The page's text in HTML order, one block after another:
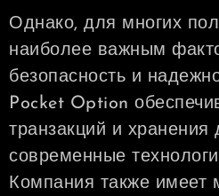
Однако, для многих
наиболее важным
безопасность и
Pocket Option
транзакций и хранения
современные
Компания также имеет